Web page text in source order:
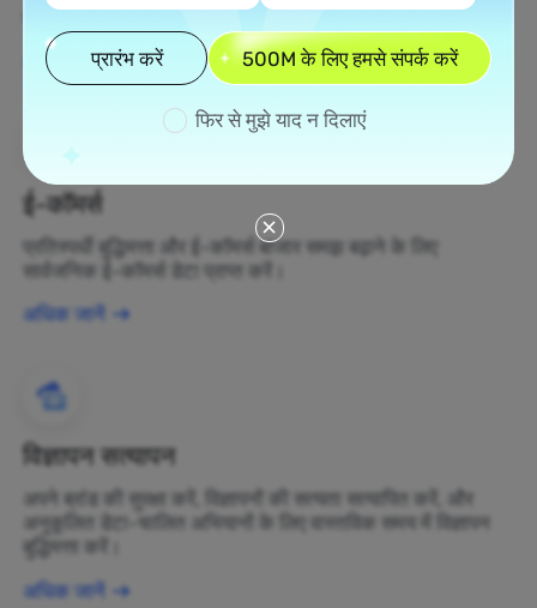
अधिक जानें
ई-कॉमर्स
प्रतिस्पर्धी बुद्धिमत्ता और ई-कॉमर्स बाजार समझ बढ़ाने के लिए
सार्वजनिक ई-कॉमर्स डेटा प्राप्त करें।
अधिक जानें
विज्ञापन सत्यापन
अपने ब्रांड की सुरक्षा करें, विज्ञापनों की सत्यता सत्यापित करें, और
अनुकूलित डेटा-चालित अभियानों के लिए वास्तविक समय में विज्ञापन
बुद्धिमत्ता करें।
अधिक जानें
प्रारंभ करें 500M के लिए हमसे संपर्क करें
फिर से मुझे याद न दिलाएं